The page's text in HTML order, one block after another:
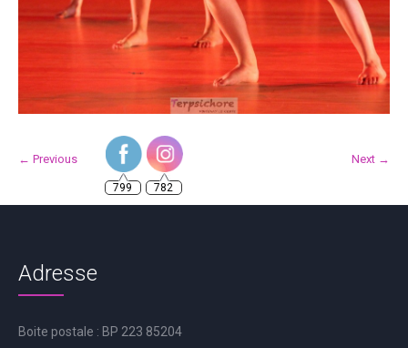
← Previous Next →
Adresse
Boite postale : BP 223 85204
799 782